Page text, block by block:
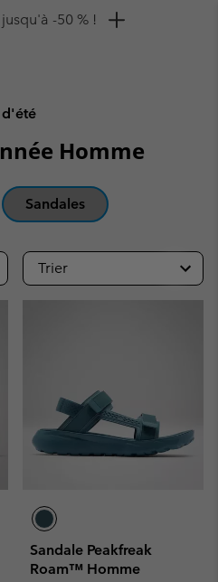
% à saisir
d'été
Homme
Sandales
Trier
Sandale Peakfreak
Roam™ Homme